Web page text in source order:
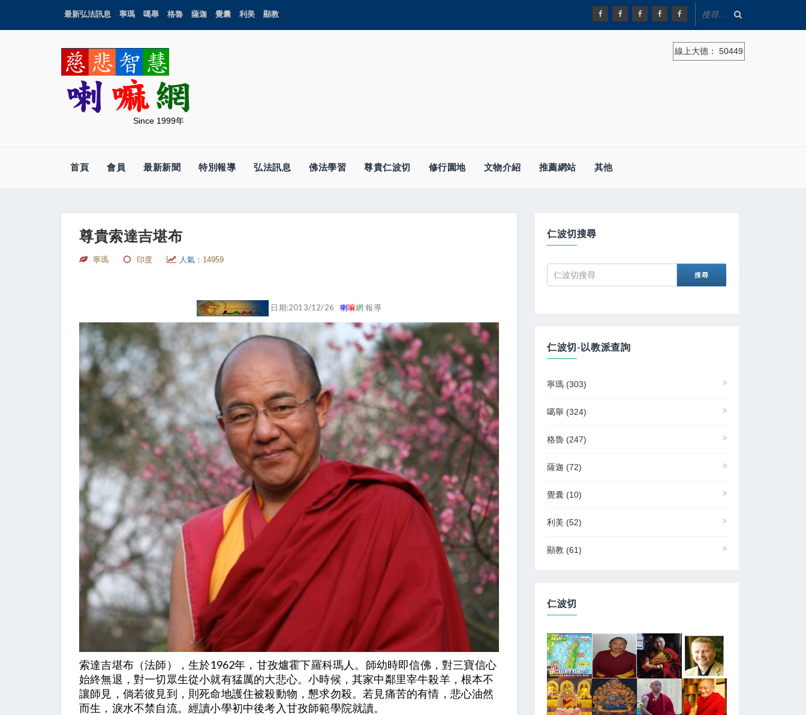
最新弘法訊息 寧瑪 噶舉 格魯 薩迦 覺囊 利美 顯教
Since 1999年
線上大德： 50449
首頁 會員 最新新聞 特別報導 弘法訊息 佛法學習 尊貴仁波切 修行園地 文物介紹 推薦網站 其他
尊貴索達吉堪布
寧瑪 印度 人氣： 14959
日期:2013/12/26 喇嘛網報導
索達吉堪布（法師），生於1962年，甘孜爐霍下羅科瑪人。師幼時即信佛，對三寶信心
始終無退，對一切眾生從小就有猛厲的大悲心。小時候，其家中鄰里宰牛殺羊，根本不
讓師見，倘若彼見到，則死命地護住被殺動物，懇求勿殺。若見痛苦的有情，悲心油然
而生，淚水不禁自流。經讀小學初中後考入甘孜師範學院就讀。
仁波切搜尋
仁波切-以教派查詢
寧瑪 (303)
噶舉 (324)
格魯 (247)
薩迦 (72)
覺囊 (10)
利美 (52)
顯教 (61)
仁波切